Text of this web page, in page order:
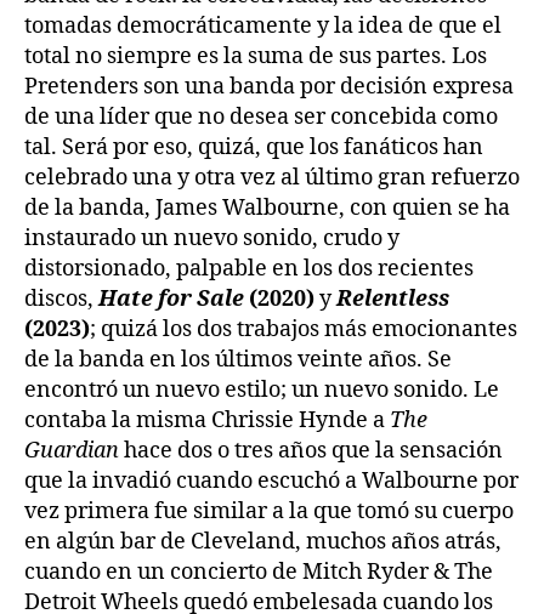
tomadas democráticamente y la idea de que el
total no siempre es la suma de sus partes. Los
Pretenders son una banda por decisión expresa
de una líder que no desea ser concebida como
tal. Será por eso, quizá, que los fanáticos han
celebrado una y otra vez al último gran refuerzo
de la banda, James Walbourne, con quien se ha
instaurado un nuevo sonido, crudo y
distorsionado, palpable en los dos recientes
discos,Hate for Sale (2020)yRelentless
(2023); quizá los dos trabajos más emocionantes
de la banda en los últimos veinte años. Se
encontró un nuevo estilo; un nuevo sonido. Le
contaba la misma Chrissie Hynde a The
Guardianhace dos o tres años que la sensación
que la invadió cuando escuchó a Walbourne por
vez primera fue similar a la que tomó su cuerpo
en algún bar de Cleveland, muchos años atrás,
cuando en un concierto de Mitch Ryder & The
Detroit Wheels quedó embelesada cuando los